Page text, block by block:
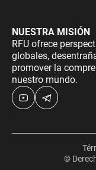
NUESTRA MISIÓN
RFU ofrece
globales,
promover la
nuestro mundo.
©